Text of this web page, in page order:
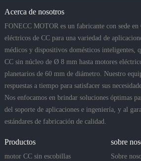
Acerca de nosotros
FONECC MOTOR es un fabricante con sede
eléctricos de CC para una variedad de
médicos y dispositivos domésticos inteligentes,
CC sin núcleo de Ø 8 mm hasta motores
planetarios de 60 mm de diámetro. Nuestro
respuestas a tiempo para satisfacer sus
Nos enfocamos en brindar soluciones óptimas
del soporte de aplicaciones e ingeniería, y al
estándares de fabricación de calidad.
Productos
motor CC sin escobillas
sobre
Sobre